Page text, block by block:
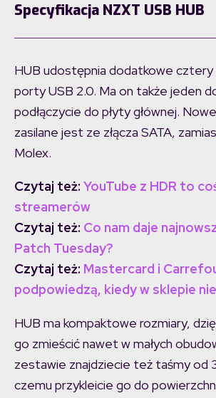
Specyfikacja NZXT USB HUB
HUB udostępnia dodatkowe
porty USB 2.0. Ma on także jeden
podłączycie do płyty głównej.
zasilane jest ze złącza SATA,
Molex.
Czytaj też: YouTube z HDR to
streamerów
Czytaj też: Co nam daje
Patch Tuesday?
Czytaj też: Mastercard i
podpowiedzą, kiedy w sklepie
HUB ma kompaktowe rozmiary,
go zmieścić nawet w małych
zestawie znajdziecie też taśmy od
czemu przykleicie go do